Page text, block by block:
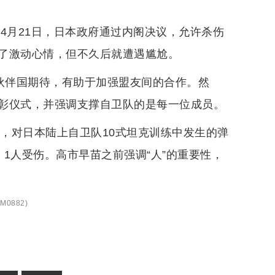
21日，日本政府通过内阁决议，允许杀伤
动心情，但不久后就遭遇尴尬。
国期待，有助于加强盟友间的合作。然
式，并强调支撑自卫队的是每一位成员。
对日本陆上自卫队10式坦克训练中发生的弹
受伤。高市早苗之前强调“人”的重要性，
)